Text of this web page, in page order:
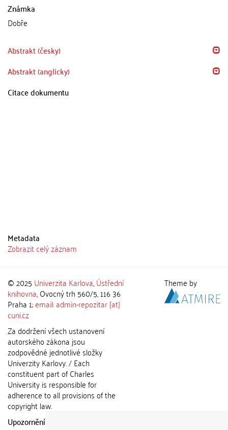
Známka
Dobře
Abstrakt (česky)
Abstrakt (anglicky)
Citace dokumentu
Metadata
Zobrazit celý záznam
© 2025 Univerzita Karlova,Ústřední
knihovna, Ovocný trh 560/5, 116 36
Praha 1;email: admin-repozitar [at]
cuni.cz
Za dodržení všech ustanovení
autorského zákona jsou
zodpovědné jednotlivé složky
Univerzity Karlovy. / Each
constituent part of Charles
University is responsible for
adherence to all provisions of the
copyright law.
Upozornění / Notice:
Theme by